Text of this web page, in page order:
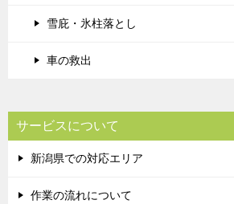
雪庇・氷柱落とし
車の救出
サービスについて
新潟県での対応エリア
作業の流れについて